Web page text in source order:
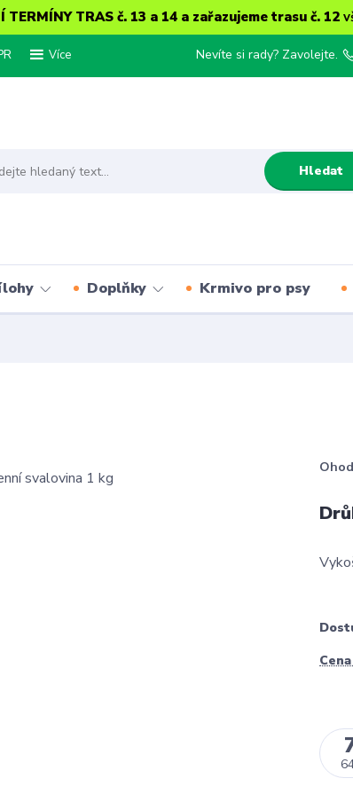
TERMÍNY TRAS č. 13 a 14 a zařazujeme trasu č. 12
Více
Hledat
Nevíte si rady? Zavolejte.
Doplňky Krmivo pro psy